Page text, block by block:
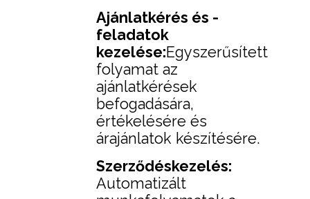
Ajánlatkérés és -
feladatok
kezelése:Egyszerűsített
folyamat az
ajánlatkérések
befogadására,
értékelésére és
árajánlatok készítésére.
Szerződéskezelés:
Automatizált